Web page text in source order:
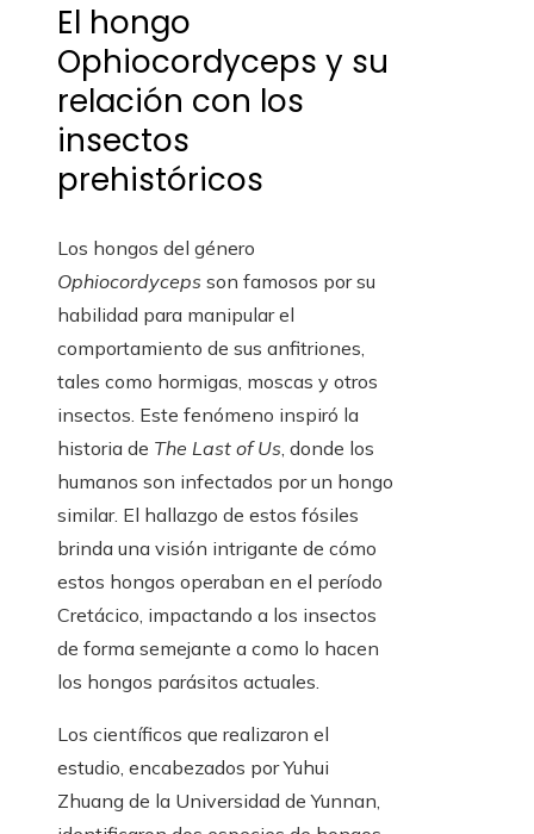
El hongo
Ophiocordyceps y su
relación con los
insectos
prehistóricos
Los hongos del género
Ophiocordyceps son famosos por su
habilidad para manipular el
comportamiento de sus anfitriones,
tales como hormigas, moscas y otros
insectos. Este fenómeno inspiró la
historia de The Last of Us, donde los
humanos son infectados por un hongo
similar. El hallazgo de estos fósiles
brinda una visión intrigante de cómo
estos hongos operaban en el período
Cretácico, impactando a los insectos
de forma semejante a como lo hacen
los hongos parásitos actuales.
Los científicos que realizaron el
estudio, encabezados por Yuhui
Zhuang de la Universidad de Yunnan,